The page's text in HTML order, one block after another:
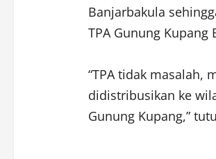
Banjarbakula
TPA Gunung Kupang
“TPA tidak masalah,
didistribusikan ke
Gunung Kupang,”